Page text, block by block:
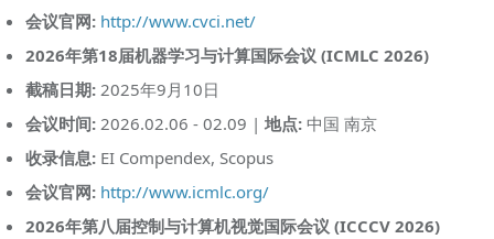
会议官网: http://www.cvci.net/
2026年第18届机器学习与计算国际会议 (ICMLC 2026)
截稿日期:2025年9月10日
会议时间:2026.02.06 - 02.09 | 地点:中国 南京
收录信息:EI Compendex, Scopus
会议官网: http://www.icmlc.org/
2026年第八届控制与计算机视觉国际会议 (ICCCV 2026)